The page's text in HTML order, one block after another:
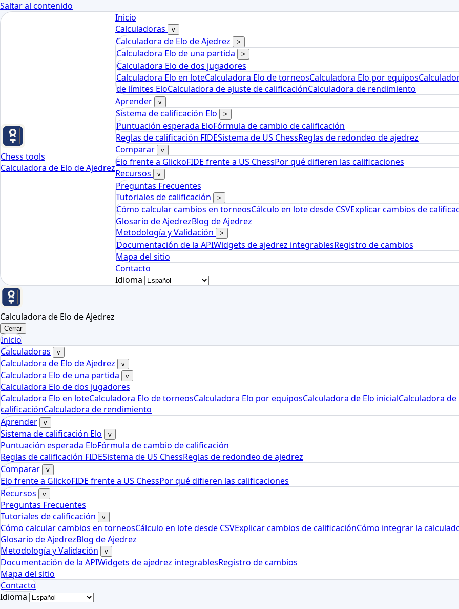
Saltar al contenido
Chess tools
Calculadora de Elo de Ajedrez
Inicio
Calculadoras
v
Calculadora de Elo de Ajedrez >
Calculadora Elo de una partida >
Calculadora Elo de dos jugadores
Calculadora Elo en loteCalculadora Elo de torneosCalculadora Elo por equipos
de límites EloCalculadora de ajuste de calificaciónCalculadora de rendimiento
Aprender
v
Sistema de calificación Elo >
Puntuación esperada EloFórmula de cambio de calificación
Reglas de calificación FIDESistema de US ChessReglas de redondeo de ajedrez
Comparar
v
Elo frente a GlickoFIDE frente a US ChessPor qué difieren las calificaciones
Recursos
v
Preguntas Frecuentes
Tutoriales de calificación
>
Cómo calcular cambios en torneosCálculo en lote desde CSVExplicar cambios de
Glosario de AjedrezBlog de Ajedrez
Metodología y Validación
>
Documentación de la APIWidgets de ajedrez integrablesRegistro de cambios
Mapa del sitio
Contacto
Idioma
Calculadora de Elo de Ajedrez
Cerrar
Inicio
Calculadoras
v
Calculadora de Elo de Ajedrez v
Calculadora Elo de una partida v
Calculadora Elo de dos jugadores
Calculadora Elo en loteCalculadora Elo de torneosCalculadora Elo por equiposCalculadora de Elo inicialCalculadora de
calificaciónCalculadora de rendimiento
Aprender
v
Sistema de calificación Elo v
Puntuación esperada EloFórmula de cambio de calificación
Reglas de calificación FIDESistema de US ChessReglas de redondeo de ajedrez
Comparar
v
Elo frente a GlickoFIDE frente a US ChessPor qué difieren las calificaciones
Recursos
v
Preguntas Frecuentes
Tutoriales de calificación
v
Cómo calcular cambios en torneosCálculo en lote desde CSVExplicar cambios de calificaciónCómo integrar la
Glosario de AjedrezBlog de Ajedrez
Metodología y Validación
v
Documentación de la APIWidgets de ajedrez integrablesRegistro de cambios
Mapa del sitio
Contacto
Idioma